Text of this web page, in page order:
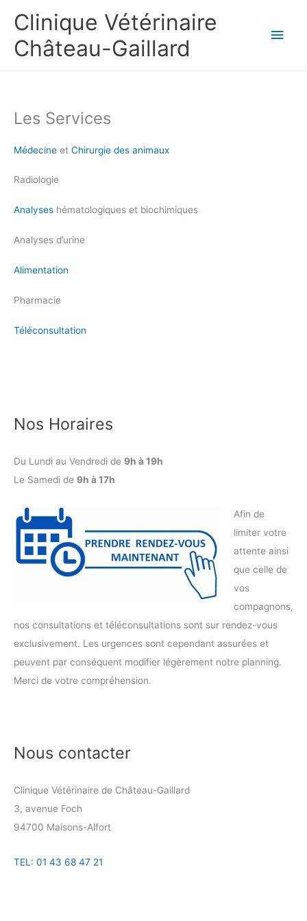
Clinique Vétérinaire
Château-Gaillard
Les Services
Médecine et Chirurgie des animaux
Radiologie
Analyses hématologiques et biochimiques
Analyses d’urine
Alimentation
Pharmacie
Téléconsultation
Nos Horaires
Du Lundi au Vendredi de 9h à 19h
Le Samedi de 9h à 17h
Afin de
limiter votre
attente ainsi
que celle de
vos
compagnons,
nos consultations et téléconsultations sont sur rendez-vous
exclusivement. Les urgences sont cependant assurées et
peuvent par conséquent modifier légèrement notre planning.
Merci de votre compréhension.
Nous contacter
Clinique Vétérinaire de Château-Gaillard
3, avenue Foch
94700 Maisons-Alfort
TEL: 01 43 68 47 21